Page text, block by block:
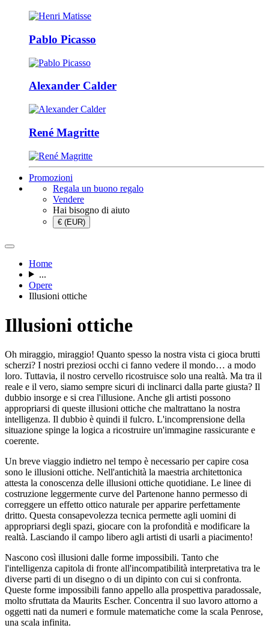
Pablo Picasso
Alexander Calder
René Magritte
Promozioni
Regala un buono regalo
Vendere
Hai bisogno di aiuto
€ (EUR)
Home
...
Opere
Illusioni ottiche
Illusioni ottiche
Oh miraggio, miraggio! Quanto spesso la nostra vista ci gioca brutti
scherzi? I nostri preziosi occhi ci fanno vedere il mondo… a modo
loro. Tuttavia, il nostro cervello ricostruisce solo una realtà. Ma tra il
reale e il vero, siamo sempre sicuri di inclinarci dalla parte giusta? Il
dubbio insorge e si crea l'illusione. Anche gli artisti possono
appropriarsi di queste illusioni ottiche che maltrattano la nostra
intelligenza. Il dubbio è quindi il fulcro. L'incomprensione della
situazione spinge la logica a ricostruire un'immagine rassicurante e
coerente.
Un breve viaggio indietro nel tempo è necessario per capire cosa
sono le illusioni ottiche. Nell'antichità la maestria architettonica
attesta la conoscenza delle illusioni ottiche quotidiane. Le linee di
costruzione leggermente curve del Partenone hanno permesso di
correggere un effetto ottico naturale per apparire perfettamente
dritto. Questa consapevolezza tecnica permette agli uomini di
appropriarsi degli spazi, giocare con la profondità e modificare la
realtà. Lasciando il campo libero agli artisti di usarli a piacimento!
Nascono così illusioni dalle forme impossibili. Tanto che
l'intelligenza capitola di fronte all'incompatibilità interpretativa tra le
diverse parti di un disegno o di un dipinto con cui si confronta.
Queste forme impossibili fanno appello alla prospettiva paradossale,
molto sfruttata da Maurits Escher. Concentra il suo lavoro attorno a
oggetti nati da numeri e formule matematiche come la scala Penrose,
una scala infinita.